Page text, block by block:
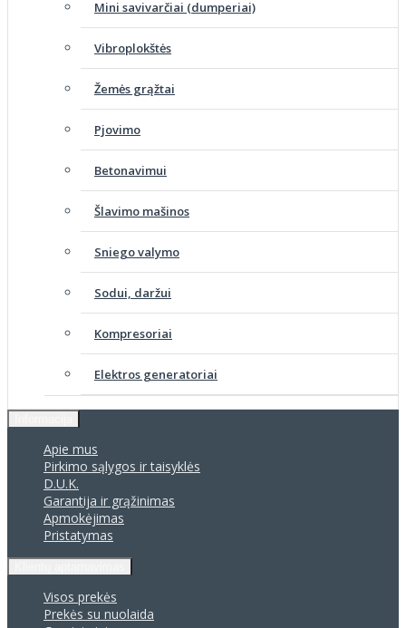
Mini savivarčiai (dumperiai)
Vibroplokštės
Žemės grąžtai
Pjovimo
Betonavimui
Šlavimo mašinos
Sniego valymo
Sodui, daržui
Kompresoriai
Elektros generatoriai
Apie mus
Pirkimo sąlygos ir taisyklės
D.U.K.
Garantija ir grąžinimas
Apmokėjimas
Pristatymas
Visos prekės
Prekės su nuolaida